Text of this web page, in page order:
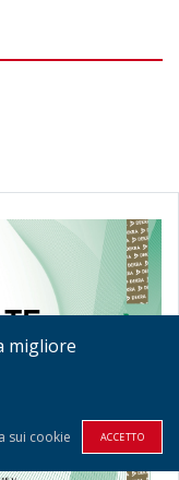
migliore
sui cookie ACCETTO